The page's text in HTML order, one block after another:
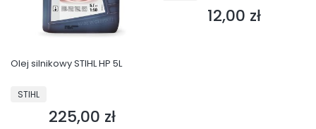
Olej silnikowy STIHL HP 5L
PRODUCENT
STIHL
Cena
225,00 zł
Cena
12,00 zł